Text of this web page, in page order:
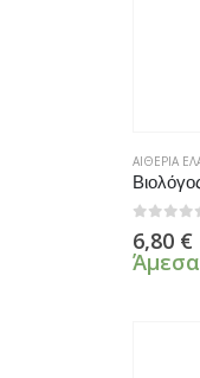
ΑΙΘΕΡΙΑ
6,80 €